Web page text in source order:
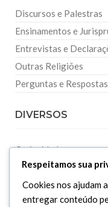
Discursos e Palestras
Ensinamentos e
Entrevistas e
Outras Religiões
Perguntas e Respostas
DIVERSOS
Curiosidades
Dicionário Islâmico
Downloads
Respeitamos sua
Cookies nos ajudam
entregar conteúdo